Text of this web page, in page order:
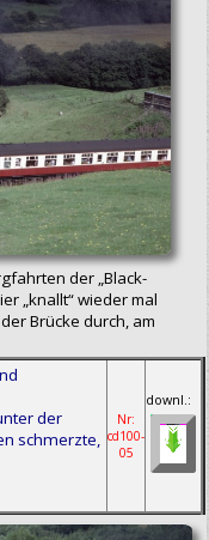
der „Black-
„knallt“ wieder mal
Brücke durch, am
der
schmerzte,
Nr:
cd100-
05
downl.: